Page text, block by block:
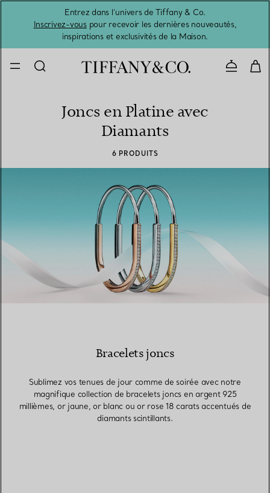
Entrez dans l’univers de Tiffany & Co.
Inscrivez-vouspour recevoir les dernières nouveautés,
inspirations et exclusivités de la Maison.
Joncs en Platine avec
Diamants
6 PRODUITS
Bracelets joncs
Sublimez vos tenues de jour comme de soirée avec notre
magnifique collection de bracelets joncs en argent 925
millièmes, or jaune, or blanc ou or rose 18 carats accentués de
diamants scintillants.